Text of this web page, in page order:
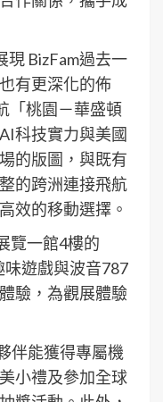
現 BizFam過去一
有更深化的佈
「桃園－華盛頓
科技實力與美國
的版圖，與既有
的跨洲連接飛航
效的移動選擇。
覽一館4樓的
味遊戲與波音787
驗，為觀展體驗
伴能獲得專屬機
小禮及參加全球